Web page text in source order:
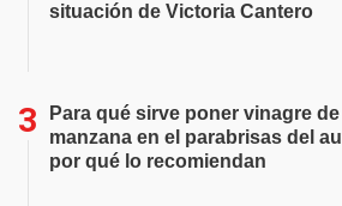
situación de Victoria Cantero
Para qué sirve poner vinagre de
manzana en el parabrisas del
por qué lo recomiendan